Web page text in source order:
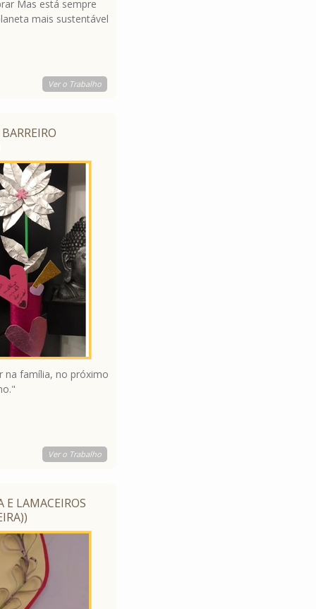
Mas está sempre
mais sustentável
Ver o Trabalho
na família, no próximo
Ver o Trabalho
E LAMACEIROS